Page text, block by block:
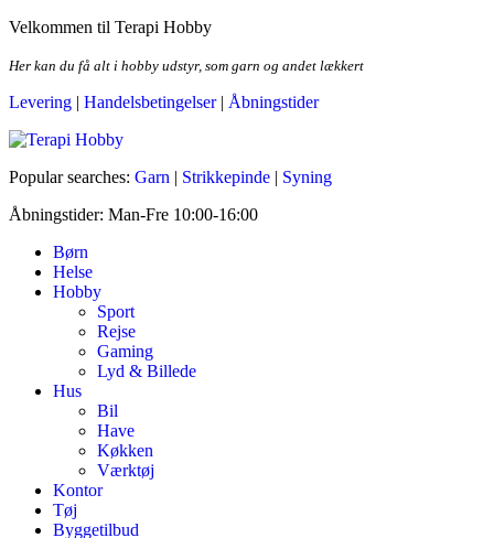
Skip
the
Velkommen til Terapi Hobby
Her kan du få alt i hobby udstyr, som garn og andet lækkert
Levering | Handelsbetingelser| Åbningstider
Terapi Hobby
Popular searches: Garn | Strikkepinde | Syning
Åbningstider: Man-Fre 10:00-16:00
Børn
Helse
Hobby
Sport
Rejse
Gaming
Lyd & Billede
Hus
Bil
Have
Køkken
Værktøj
Kontor
Tøj
Byggetilbud